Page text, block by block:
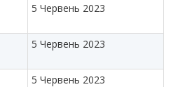
5 Червень 2023
5 Червень 2023
5 Червень 2023